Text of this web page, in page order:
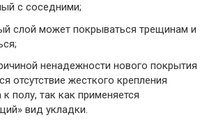
с соседними;
слой может покрываться трещинам и
ненадежности нового покрытия
отсутствие жесткого крепления
к полу, так как применяется
вид укладки.